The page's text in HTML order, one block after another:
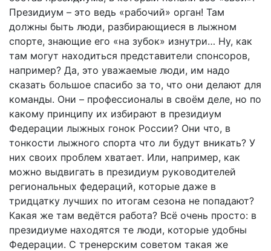
Президиум – это ведь «рабочий» орган! Там
должны быть люди, разбирающиеся в лыжном
спорте, знающие его «на зубок» изнутри… Ну, как
там могут находиться представители спонсоров,
например? Да, это уважаемые люди, им надо
сказать большое спасибо за то, что они делают для
команды. Они – профессионалы в своём деле, но по
какому принципу их избирают в президиум
Федерации лыжных гонок России? Они что, в
тонкости лыжного спорта что ли будут вникать? У
них своих проблем хватает. Или, например, как
можно выдвигать в президиум руководителей
региональных федераций, которые даже в
тридцатку лучших по итогам сезона не попадают?
Какая же там ведётся работа? Всё очень просто: в
президиуме находятся те люди, которые удобны
Федерации. С тренерским советом такая же